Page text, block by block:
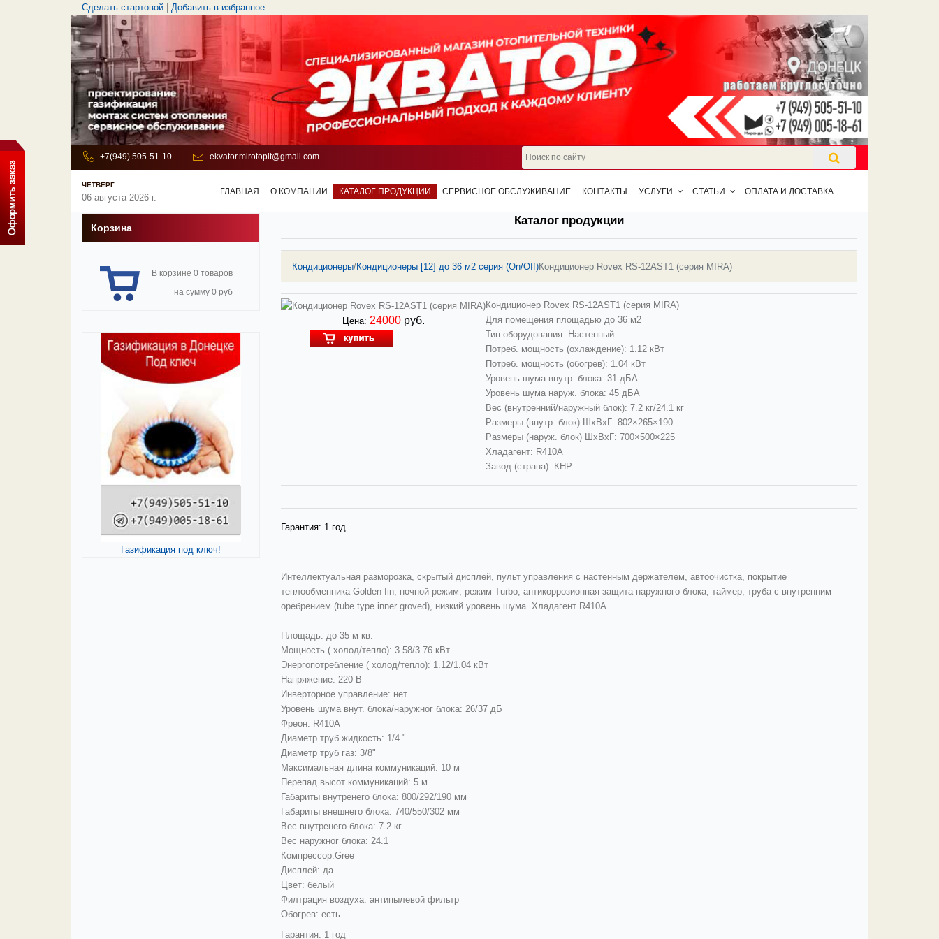
Сделать стартовой Добавить в избранное
+7(949) 505-51-10 ekvator.mirotopit@gmail.com
ЧЕТВЕРГ
06 августа 2026 г.
ГЛАВНАЯ О КОМПАНИИ КАТАЛОГ ПРОДУКЦИИ СЕРВИСНОЕ ОБСЛУЖИВАНИЕ КОНТАКТЫ УСЛУГИ СТАТЬИ ОПЛАТА И ДОСТАВКА
Корзина
В корзине 0 товаров
на сумму 0 руб
Газификация под ключ!
Каталог продукции
Кондиционеры/Кондиционеры [12] до 36 м2 серия (On/Off)Кондиционер Rovex RS-12AST1 (серия MIRA)
Цена: 24000 руб.
Кондиционер Rovex RS-12AST1 (серия MIRA)
Для помещения площадью до 36 м2
Тип оборудования: Настенный
Потреб. мощность (охлаждение): 1.12 кВт
Потреб. мощность (обогрев): 1.04 кВт
Уровень шума внутр. блока: 31 дБА
Уровень шума наруж. блока: 45 дБА
Вес (внутренний/наружный блок): 7.2 кг/24.1 кг
Размеры (внутр. блок) ШхВхГ: 802×265×190
Размеры (наруж. блок) ШхВхГ: 700×500×225
Хладагент: R410А
Завод (страна): КНР
Гарантия: 1 год
Интеллектуальная разморозка, скрытый дисплей, пульт управления с настенным держателем, автоочистка, покрытие
теплообменника Golden fin, ночной режим, режим Turbo, антикоррозионная защита наружного блока, таймер, труба с внутренним
оребрением (tube type inner groved), низкий уровень шума. Хладагент R410А.
Площадь: до 35 м кв.
Мощность ( холод/тепло): 3.58/3.76 кВт
Энергопотребление ( холод/тепло): 1.12/1.04 кВт
Напряжение: 220 В
Инверторное управление: нет
Уровень шума внут. блока/наружног блока: 26/37 дБ
Фреон: R410A
Диаметр труб жидкость: 1/4 "
Диаметр труб газ: 3/8"
Максимальная длина коммуникаций: 10 м
Перепад высот коммуникаций: 5 м
Габариты внутренего блока: 800/292/190 мм
Габариты внешнего блока: 740/550/302 мм
Вес внутренего блока: 7.2 кг
Вес наружног блока: 24.1
Компрессор:Gree
Дисплей: да
Цвет: белый
Филтрация воздуха: антипылевой фильтр
Обогрев: есть
Гарантия: 1 год